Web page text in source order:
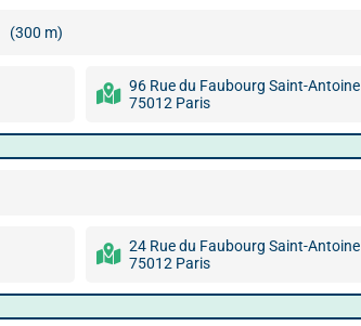
(300 m)
96 Rue du Faubourg Saint-Antoine
75012 Paris
24 Rue du Faubourg Saint-Antoine
75012 Paris